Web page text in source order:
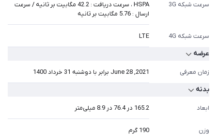
سرعت شبکه 3G
HSPA ، سرعت دریافت : 42.2 مگابیت بر ثانیه / سرعت
ارسال : 5.76 مگابیت بر ثانیه
سرعت شبکه 4G LTE
عرضه
زمان معرفی 2021, June 28 برابر با دوشنبه 31 خرداد 1400
بدنه
ابعاد 165.2 در 76.4 در 8.9 میلی‌متر
وزن 190 گرم